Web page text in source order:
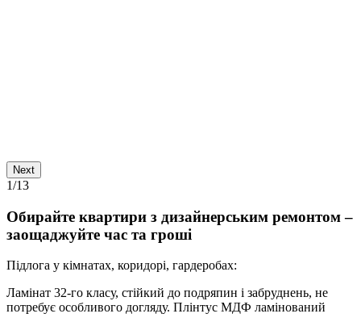
Next
1/13
Обирайте квартири з дизайнерським ремонтом –
заощаджуйте час та гроші
Підлога у кімнатах, коридорі, гардеробах:
Ламінат 32-го класу, стійкий до подряпин і забруднень, не
потребує особливого догляду. Плінтус МДФ ламінований